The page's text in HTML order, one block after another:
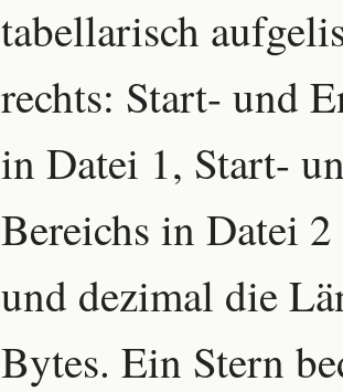
tabellarisch
rechts: Start- und
in Datei 1, Start-
Bereichs in Datei
und dezimal die
Bytes. Ein Stern